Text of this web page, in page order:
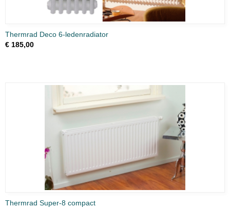
Thermrad Deco 6-ledenradiator
€ 185,00
Thermrad Super-8 compact